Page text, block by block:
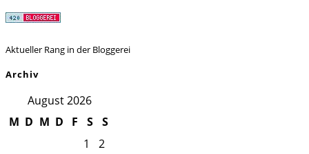
Aktueller Rang in der Bloggerei
Archiv
August 2026
M D M D F S
S
1
2